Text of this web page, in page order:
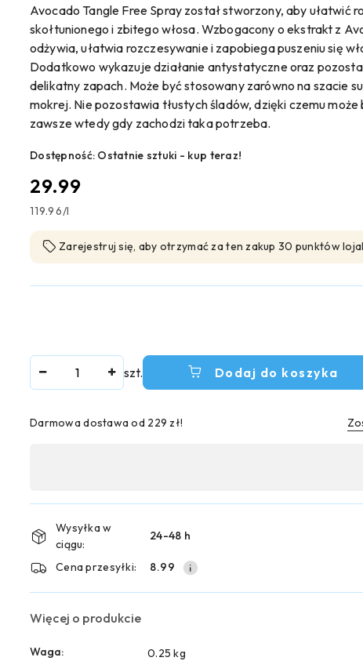
Avocado Tangle Free Spray został stworzony, aby ułatwić
skołtunionego i zbitego włosa. Wzbogacony o ekstrakt z
odżywia, ułatwia rozczesywanie i zapobiega puszeniu się
Dodatkowo wykazuje działanie antystatyczne oraz
delikatny zapach. Może być stosowany zarówno na szacie
mokrej. Nie pozostawia tłustych śladów, dzięki czemu
zawsze wtedy gdy zachodzi taka potrzeba.
Dostępność: Ostatnie sztuki - kup teraz!
cena:
29.99
119.96/l
Zarejestruj się, aby otrzymać za ten zakup 30 punktów
szt. Dodaj do koszyka
Darmowa dostawa od 229 zł!
płatność
i
dostawa
Wysyłka w
ciągu:
24-48 h
Cena przesyłki: 8.99
Więcej o produkcie
Waga: 0.25 kg